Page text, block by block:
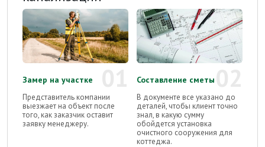
Замер на участке
Представитель компании
выезжает на объект после
того, как заказчик оставит
заявку менеджеру.
Составление сметы
В документе все указано до
деталей, чтобы клиент точно
знал, в какую сумму
обойдется установка
очистного сооружения для
коттеджа.